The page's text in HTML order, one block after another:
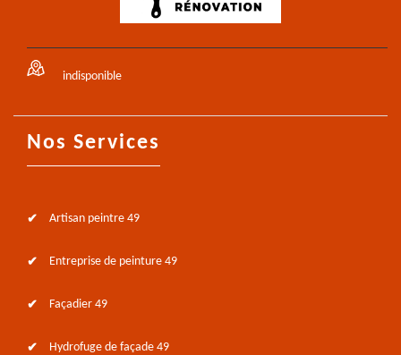
indisponible
Nos Services
Artisan peintre 49
Entreprise de peinture 49
Façadier 49
Hydrofuge de façade 49